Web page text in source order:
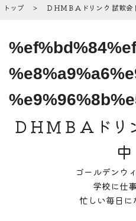
トップ ＤＨＭＢＡドリンク 試飲会
ＤＨＭＢＡドリ
中
ゴールデンウ
学校に仕
忙しい毎日に